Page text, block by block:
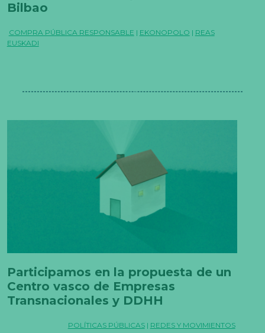
Bilbao
COMPRA PÚBLICA RESPONSABLE | EKONOPOLO | REAS
EUSKADI
Participamos en la propuesta de un
Centro vasco de Empresas
Transnacionales y DDHH
POLÍTICAS PÚBLICAS | REDES Y MOVIMIENTOS